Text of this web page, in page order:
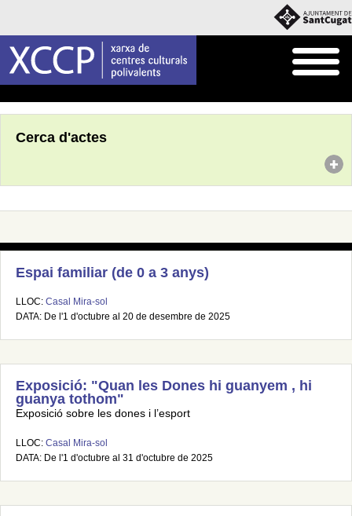
Cerca d'actes
Espai familiar (de 0 a 3 anys)
LLOC: Casal Mira-sol
DATA: De l'1 d'octubre al 20 de desembre de 2025
Exposició: "Quan les Dones hi guanyem , hi
guanya tothom"
Exposició sobre les dones i l’esport
LLOC: Casal Mira-sol
DATA: De l'1 d'octubre al 31 d'octubre de 2025